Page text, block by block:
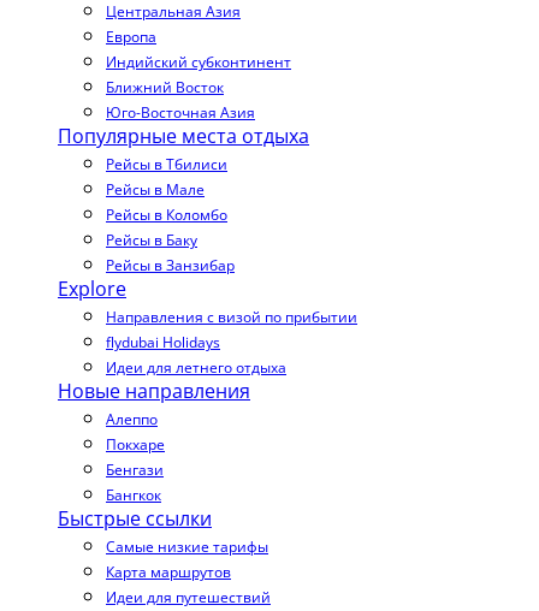
Центральная Азия
Европа
Индийский субконтинент
Ближний Восток
Юго-Восточная Азия
Популярные места отдыха
Рейсы в Тбилиси
Рейсы в Мале
Рейсы в Коломбо
Рейсы в Баку
Рейсы в Занзибар
Explore
Направления с визой по прибытии
flydubai Holidays
Идеи для летнего отдыха
Новые направления
Алеппо
Покхаре
Бенгази
Бангкок
Быстрые ссылки
Самые низкие тарифы
Карта маршрутов
Идеи для путешествий